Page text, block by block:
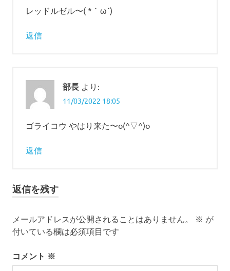
レッドルゼル〜( *｀ω´)
返信
部長 より:
11/03/2022 18:05
ゴライコウ やはり来た〜o(^▽^)o
返信
返信を残す
メールアドレスが公開されることはありません。 ※ が
付いている欄は必須項目です
コメント ※